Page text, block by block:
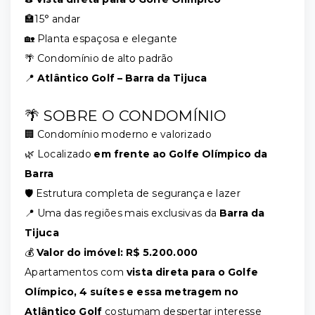
🏣15° andar
🏡 Planta espaçosa e elegante
🌴 Condomínio de alto padrão
📍 Atlântico Golf – Barra da Tijuca
🌴 SOBRE O CONDOMÍNIO
🏢 Condomínio moderno e valorizado
🌿 Localizado em frente ao Golfe Olímpico da
Barra
🛡️ Estrutura completa de segurança e lazer
📍 Uma das regiões mais exclusivas da Barra da
Tijuca
💰 Valor do imóvel: R$ 5.200.000
Apartamentos com vista direta para o Golfe
Olímpico, 4 suítes e essa metragem no
Atlântico Golf costumam despertar interesse